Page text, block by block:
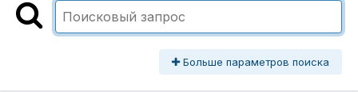
Больше параметров поиска